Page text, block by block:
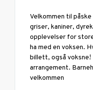
Velkommen til
griser, kaniner,
opplevelser for
ha med en voksen.
billett, også
arrangement.
velkommen